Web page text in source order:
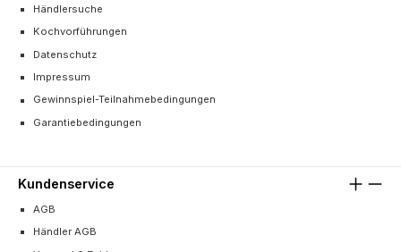
Händlersuche
Kochvorführungen
Datenschutz
Impressum
Gewinnspiel-Teilnahmebedingungen
Garantiebedingungen
Kundenservice
AGB
Händler AGB